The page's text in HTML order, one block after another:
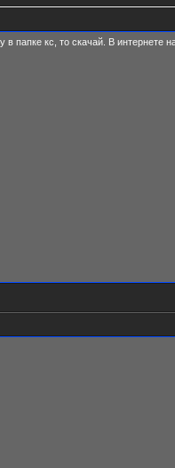
в папке кс, то скачай. В интернете